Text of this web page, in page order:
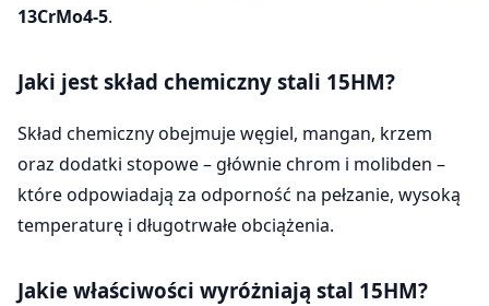
13CrMo4-5.
Jaki jest skład chemiczny stali 15HM?
Skład chemiczny obejmuje węgiel, mangan, krzem
oraz dodatki stopowe – głównie chrom i molibden –
które odpowiadają za odporność na pełzanie, wysoką
temperaturę i długotrwałe obciążenia.
Jakie właściwości wyróżniają stal 15HM?